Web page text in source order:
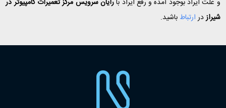
و علت ایراد بوجود آمده و رفع ایراد بارایان سرویس مرکز تعمیرات کامپیوتر در
شیرازدرارتباط باشید.